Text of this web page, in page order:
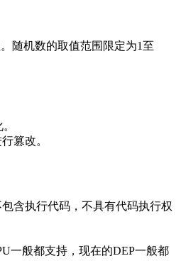
随机数的取值范围限定为1至
篡改。
含执行代码，不具有代码执行权
一般都支持，现在的DEP一般都